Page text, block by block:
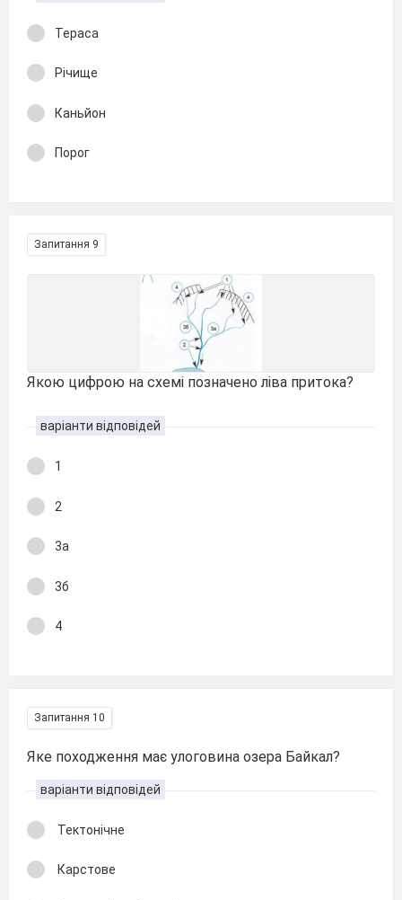
Тераса
Річище
Каньйон
Порог
Запитання 9
Якою цифрою на схемі позначено ліва притока?
варіанти відповідей
1
2
3а
3б
4
Запитання 10
Яке походження має улоговина озера Байкал?
варіанти відповідей
Тектонічне
Карстове